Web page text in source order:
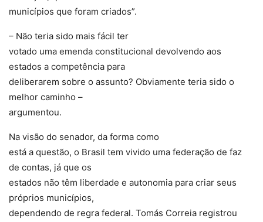
municípios que foram criados”.
– Não teria sido mais fácil ter
votado uma emenda constitucional devolvendo aos
estados a competência para
deliberarem sobre o assunto? Obviamente teria sido o
melhor caminho –
argumentou.
Na visão do senador, da forma como
está a questão, o Brasil tem vivido uma federação de faz
de contas, já que os
estados não têm liberdade e autonomia para criar seus
próprios municípios,
dependendo de regra federal. Tomás Correia registrou